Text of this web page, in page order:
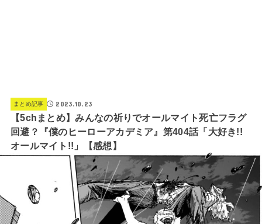
まとめ記事 2023.10.23
【5chまとめ】みんなの祈りでオールマイト死亡フラグ
回避？『僕のヒーローアカデミア』第404話「大好き!!
オールマイト!!」【感想】